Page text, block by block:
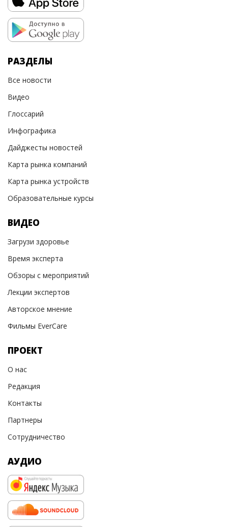
РАЗДЕЛЫ
Все новости
Видео
Глоссарий
Инфографика
Дайджесты новостей
Карта рынка компаний
Карта рынка устройств
Образовательные курсы
ВИДЕО
Загрузи здоровье
Время эксперта
Обзоры с мероприятий
Лекции экспертов
Авторское мнение
Фильмы EverCare
ПРОЕКТ
О нас
Редакция
Контакты
Партнеры
Сотрудничество
АУДИО